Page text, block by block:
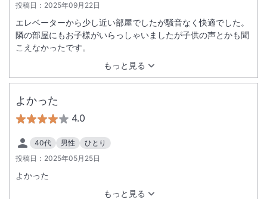
投稿日： 2025年09月22日
もっと見る
エレベーターから少し近い部屋でしたが騒音なく快適でした。
隣の部屋にもお子様がいらっしゃいましたが子供の声とかも聞
こえなかったです。
よかった
4.0
40代 男性
ひとり
投稿日： 2025年05月25日
もっと見る
よかった